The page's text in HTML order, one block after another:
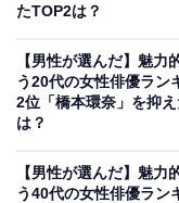
たTOP2は？
【男性が選んだ】魅力
う20代の女性俳優ラン
2位「橋本環奈」を抑
は？
【男性が選んだ】魅力
う40代の女性俳優ラン